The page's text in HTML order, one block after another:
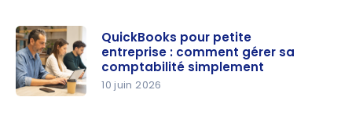
QuickBooks pour petite
entreprise : comment gérer sa
comptabilité simplement
10 juin 2026